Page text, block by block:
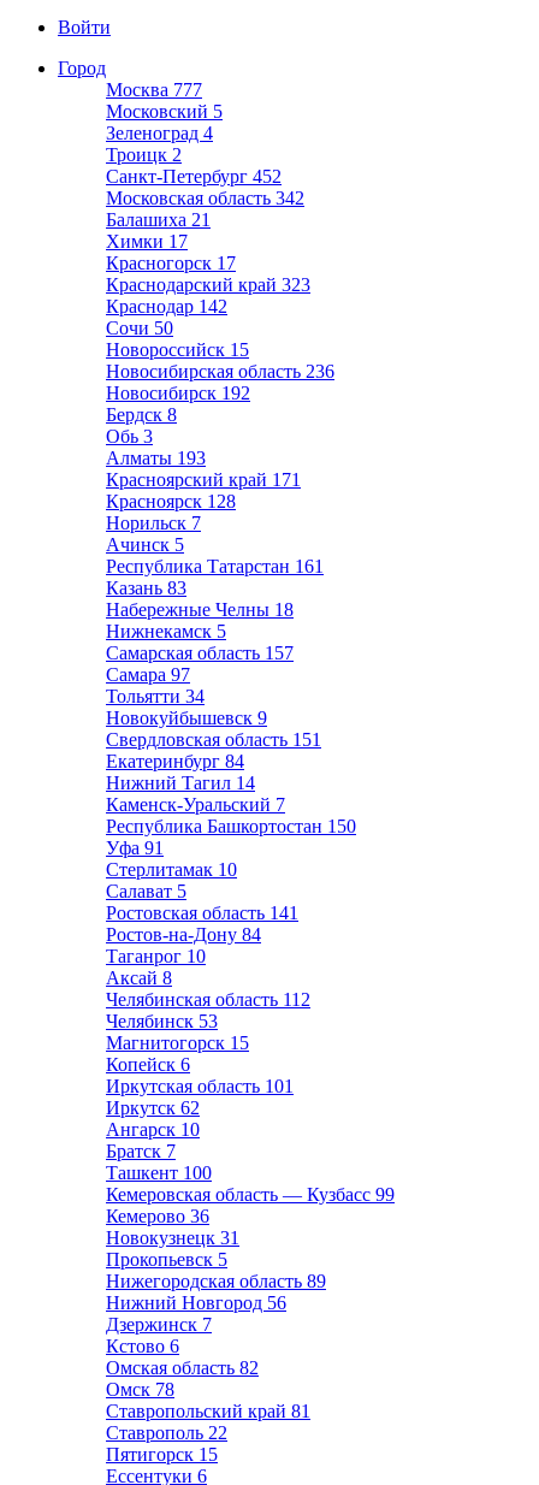
Войти
Город
Москва 777
Московский 5
Зеленоград 4
Троицк 2
Санкт-Петербург 452
Московская область 342
Балашиха 21
Химки 17
Красногорск 17
Краснодарский край 323
Краснодар 142
Сочи 50
Новороссийск 15
Новосибирская область 236
Новосибирск 192
Бердск 8
Обь 3
Алматы 193
Красноярский край 171
Красноярск 128
Норильск 7
Ачинск 5
Республика Татарстан 161
Казань 83
Набережные Челны 18
Нижнекамск 5
Самарская область 157
Самара 97
Тольятти 34
Новокуйбышевск 9
Свердловская область 151
Екатеринбург 84
Нижний Тагил 14
Каменск-Уральский 7
Республика Башкортостан 150
Уфа 91
Стерлитамак 10
Салават 5
Ростовская область 141
Ростов-на-Дону 84
Таганрог 10
Аксай 8
Челябинская область 112
Челябинск 53
Магнитогорск 15
Копейск 6
Иркутская область 101
Иркутск 62
Ангарск 10
Братск 7
Ташкент 100
Кемеровская область — Кузбасс 99
Кемерово 36
Новокузнецк 31
Прокопьевск 5
Нижегородская область 89
Нижний Новгород 56
Дзержинск 7
Кстово 6
Омская область 82
Омск 78
Ставропольский край 81
Ставрополь 22
Пятигорск 15
Ессентуки 6